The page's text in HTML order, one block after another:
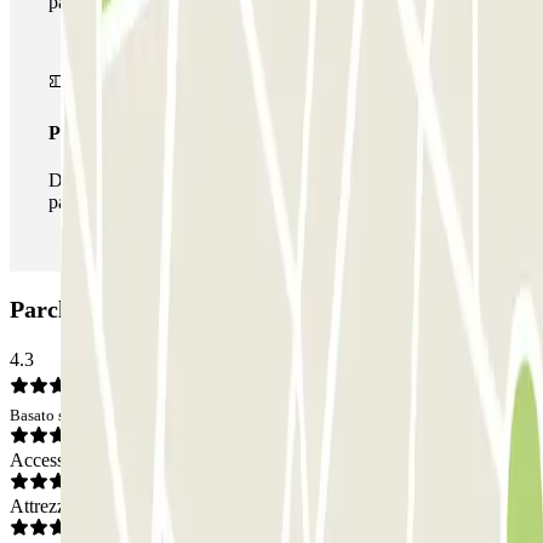
Pass illlimitato
Durante il tuo soggiorno potrai entrare e uscire dal
parcheggio tutte le volte che vorrai.
Parcheggio Comte Sallent Copark: Opinioni
4.3
Basato su 7 opinioni
Accesso
Attrezzatura